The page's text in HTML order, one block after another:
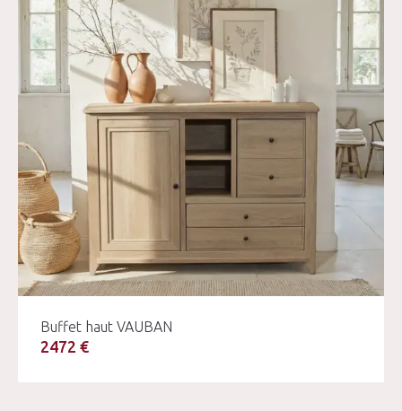
Buffet haut VAUBAN
2472 €